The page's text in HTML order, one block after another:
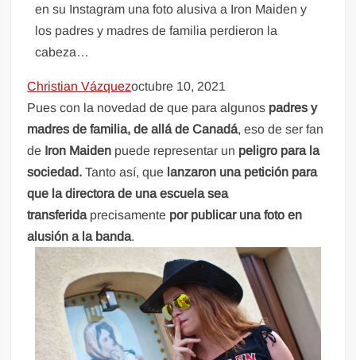
en su Instagram una foto alusiva a Iron Maiden y
los padres y madres de familia perdieron la
cabeza…
Christian Vázquezoctubre 10, 2021
Pues con la novedad de que para algunos padres y
madres de familia, de allá de Canadá, eso de ser fan
de Iron Maiden puede representar un peligro para la
sociedad. Tanto así, que lanzaron una petición para
que la directora de una escuela sea
transferida precisamente por publicar una foto en
alusión a la banda.